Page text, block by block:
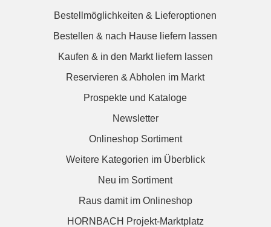
Bestellmöglichkeiten & Lieferoptionen
Bestellen & nach Hause liefern lassen
Kaufen & in den Markt liefern lassen
Reservieren & Abholen im Markt
Prospekte und Kataloge
Newsletter
Onlineshop Sortiment
Weitere Kategorien im Überblick
Neu im Sortiment
Raus damit im Onlineshop
HORNBACH Projekt-Marktplatz